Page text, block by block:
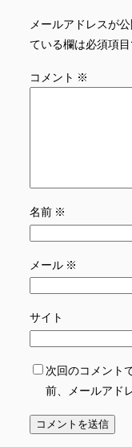
メールアドレスが
ている欄は必須項
コメント ※
名前 ※
メール ※
サイト
次回のコメント
前、メールアド